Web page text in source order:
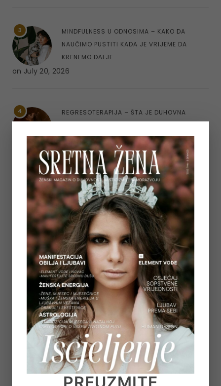
3
MINDFULNESS U ODNOSIMA – KAKO DA
NAUČIMO PUSTITI KADA JE VRIJEME DA
KRENEMO DALJE
on July 20, 2026
4
REGRESOTERAPIJA – ŠTA JE DUHOVNA
ŽIVOTA MOGU POMOĆI
July 7, 2026
REGULACIJA ŽIVČANOG SUSTAVA – ZAŠTO
OSJEĆAMO STRAH KADA NAM SE OSTVARUJU
SNOVI
July 6, 2026
TAROT PORUKE ZA SVE ZNAKOVE ZODIJAKA –
LJETO 2026.
on June 25, 2026
KAKO OTPUSTITI POTREBU ZA KONTROLOM I
NAUČITI VJEROVATI SVOM UNUTARNJEM
GLASU
June 22, 2026